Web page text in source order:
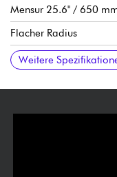
Mensur 25.6" / 650
Flacher Radius
Breite Hals 1. Bund 48
Halsdicke 1. Bund 20
Dicke Hals 9. Bund 23
Fishman Stage System
Lautstärke, EQ und
Cordoba
Knochensättel
Hochglanz-Finish
Verkauft mit Cordoba
Weitere